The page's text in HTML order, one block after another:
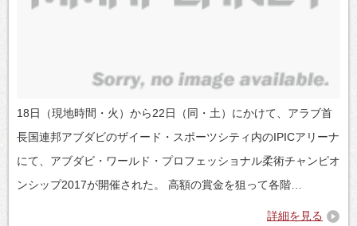
18日（現地時間・火）から22日（同・土）にかけて、アラブ首
長国連邦アブダビのザイード・スポーツシティ内のIPICアリーナ
にて、アブダビ・ワールド・プロフェッショナル柔術チャンピオ
ンシップ2017が開催された。 高額の賞金を狙って各階…
詳細を見る